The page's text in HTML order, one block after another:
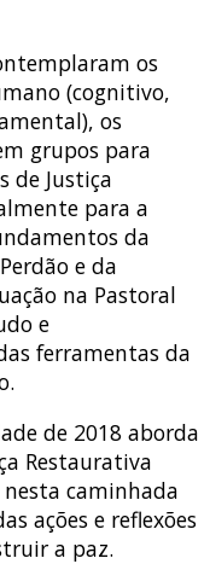
os
(cognitivo,
os
grupos para
de Justiça
para a
da
e da
na Pastoral
e
ferramentas da
de 2018 aborda
Restaurativa
caminhada
ações e reflexões
a paz.